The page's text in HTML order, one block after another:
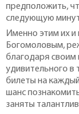
предположить,
следующую
Именно этим их и
Богомоловым,
благодаря
удивительного в
билеты на
шанс
заняты